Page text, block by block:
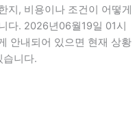
지, 비용이나 조건이 어떻게
다. 2026년06월19일 01시
안내되어 있으면 현재 상황
습니다.